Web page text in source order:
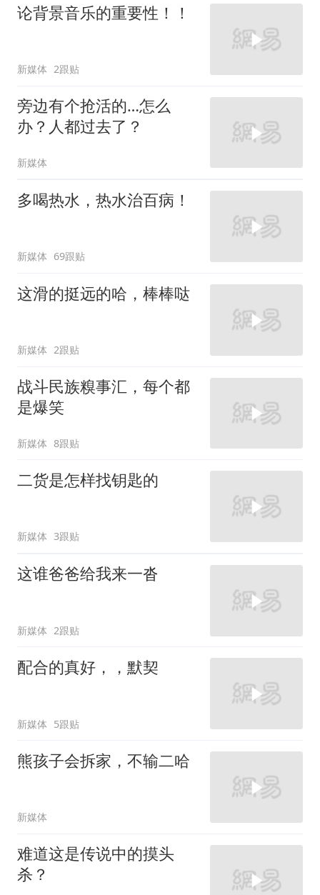
论背景音乐的重要性！！
新媒体 2跟贴
旁边有个抢活的…怎么
办？人都过去了？
新媒体
多喝热水，热水治百病！
新媒体 69跟贴
这滑的挺远的哈，棒棒哒
新媒体 2跟贴
战斗民族糗事汇，每个都
是爆笑
新媒体 8跟贴
二货是怎样找钥匙的
新媒体 3跟贴
这谁爸爸给我来一沓
新媒体 2跟贴
配合的真好，，默契
新媒体 5跟贴
熊孩子会拆家，不输二哈
新媒体
难道这是传说中的摸头
杀？